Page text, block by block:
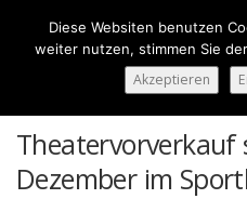
springen
Dezember im
Diese Websiten benutzen
weiter nutzen, stimmen Sie
Akzeptieren